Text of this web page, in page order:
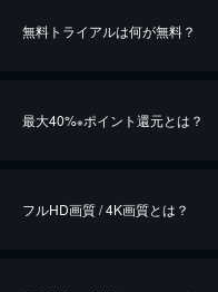
無料トライアルは何が無料？
最大40%※ポイント還元とは？
フルHD画質 / 4K画質とは？